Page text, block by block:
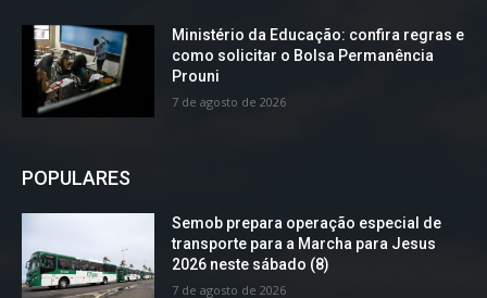
Ministério da Educação: confira regras e
como solicitar o Bolsa Permanência
Prouni
7 de agosto de 2026
POPULARES
Semob prepara operação especial de
transporte para a Marcha para Jesus
2026 neste sábado (8)
7 de agosto de 2026